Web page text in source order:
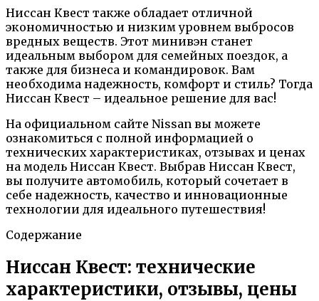
Ниссан Квест также обладает отличной
экономичностью и низким уровнем выбросов
вредных веществ. Этот минивэн станет
идеальным выбором для семейных поездок, а
также для бизнеса и командировок. Вам
необходима надежность, комфорт и стиль? Тогда
Ниссан Квест – идеальное решение для вас!
На официальном сайте Nissan вы можете
ознакомиться с полной информацией о
технических характеристиках, отзывах и ценах
на модель Ниссан Квест. Выбрав Ниссан Квест,
вы получите автомобиль, который сочетает в
себе надежность, качество и инновационные
технологии для идеального путешествия!
Содержание
Ниссан Квест: технические
характеристики, отзывы, цены